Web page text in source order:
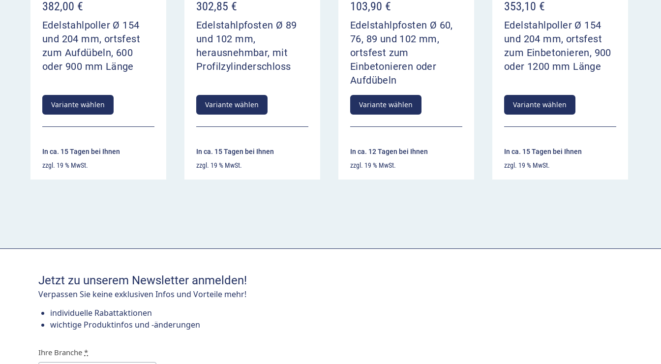
382,00 €
Edelstahlpoller Ø 154
und 204 mm, ortsfest
zum Aufdübeln, 600
oder 900 mm Länge
Variante wählen
In ca. 15 Tagen bei Ihnen
zzgl. 19 % MwSt.
302,85 €
Edelstahlpfosten Ø 89
und 102 mm,
herausnehmbar, mit
Profilzylinderschloss
Variante wählen
In ca. 15 Tagen bei Ihnen
zzgl. 19 % MwSt.
103,90 €
Edelstahlpfosten Ø 60,
76, 89 und 102 mm,
ortsfest zum
Einbetonieren oder
Aufdübeln
Variante wählen
In ca. 12 Tagen bei Ihnen
zzgl. 19 % MwSt.
353,10 €
Edelstahlpoller Ø 154
und 204 mm, ortsfest
zum Einbetonieren, 900
oder 1200 mm Länge
Variante wählen
In ca. 15 Tagen bei Ihnen
zzgl. 19 % MwSt.
Jetzt zu unserem Newsletter anmelden!
Verpassen Sie keine exklusiven Infos und Vorteile mehr!
individuelle Rabattaktionen
wichtige Produktinfos und -änderungen
Ihre Branche *